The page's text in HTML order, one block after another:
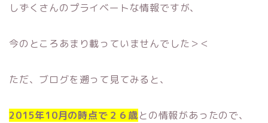
しずくさんのプライベートな情報ですが、
今のところあまり載っていませんでした＞＜
ただ、ブログを遡って見てみると、
2015年10月の時点で２６歳との情報があったので、